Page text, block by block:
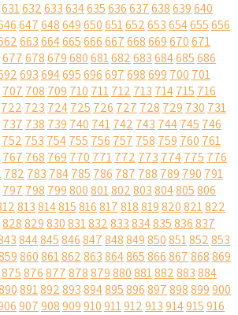
631632633634635636637638639640
647648649650651652653654655656
663664665666667668669670671
677678679680681682683684685686
693694695696697698699 700 701
707 708 709 710 711712 713 714715 716
722 723 724725 726 727 728 729 730 731
737 738 739 740 741742 743 744745 746
752 753 754755 756 757 758 759 760 761
767 768 769 770 771772 773 774775 776
782 783 784785 786 787 788 789 790 791
797 798 799800801802803804805806
813814815816817818819820821822
828829830831832833834835836837
844845846847848849850851852853
860861862863864865866867868869
875876877878879880881882883884
891892893894895896897898899900
907908909910911912913914915916